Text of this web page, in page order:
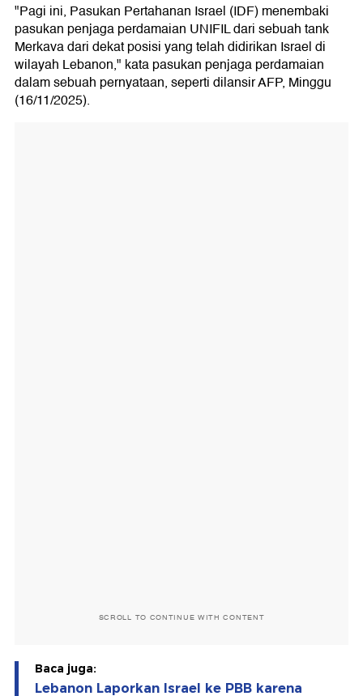
"Pagi ini, Pasukan Pertahanan Israel (IDF) menembaki
pasukan penjaga perdamaian UNIFIL dari sebuah tank
Merkava dari dekat posisi yang telah didirikan Israel di
wilayah Lebanon," kata pasukan penjaga perdamaian
dalam sebuah pernyataan, seperti dilansir AFP, Minggu
(16/11/2025).
SCROLL TO CONTINUE WITH CONTENT
Baca juga:
Lebanon Laporkan Israel ke PBB karena